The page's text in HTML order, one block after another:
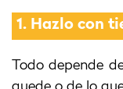
1. Hazlo con
Todo depende